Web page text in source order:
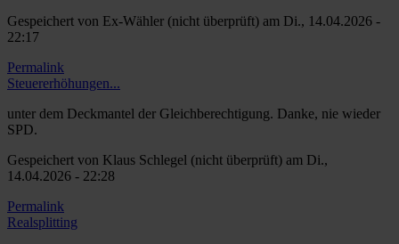
Gespeichert von Ex-Wähler (nicht überprüft) am Di., 14.04.2026 -
22:17
Permalink
Steuererhöhungen...
unter dem Deckmantel der Gleichberechtigung. Danke, nie wieder
SPD.
Gespeichert von Klaus Schlegel (nicht überprüft) am Di.,
14.04.2026 - 22:28
Permalink
Realsplitting